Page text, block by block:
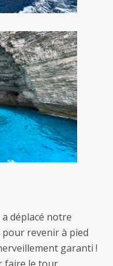
déplacé notre
revenir à pied
garanti !